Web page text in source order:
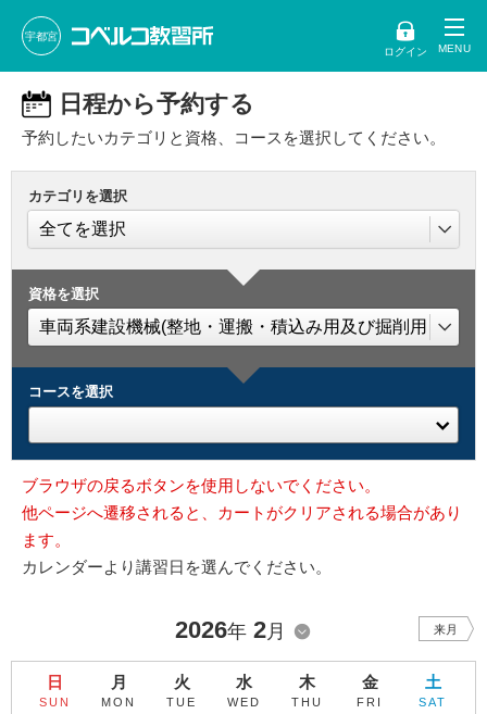
宇都宮
ログイン
日程から予約する
予約したいカテゴリと資格、コースを選択してください。
カテゴリを選択
資格を選択
コースを選択
ブラウザの戻るボタンを使用しないでください。
他ページへ遷移されると、カートがクリアされる場合があり
ます。
カレンダーより講習日を選んでください。
2026年 2月 来月
日
SUN
月
MON
火
TUE
水
WED
木
THU
金
FRI
土
SAT